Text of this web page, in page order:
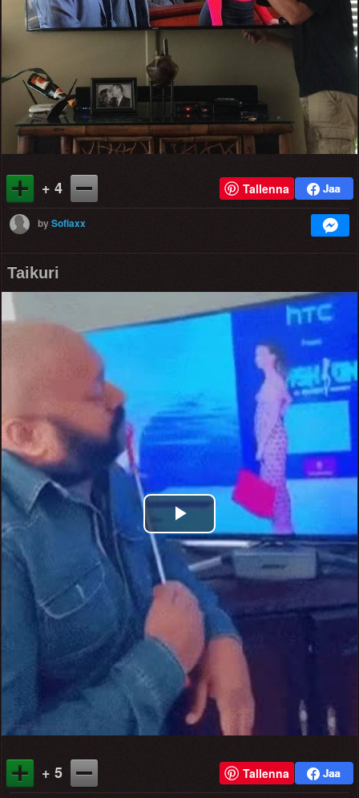
+ 4 Tallenna
bySofiaxx
Taikuri
Play
Video
+ 5 Tallenna